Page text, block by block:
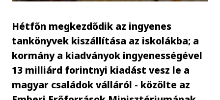
Hétfőn megkezdődik az ingyenes
tankönyvek kiszállítása az iskolákba; a
kormány a kiadványok ingyenességével
13 milliárd forintnyi kiadást vesz le a
magyar családok válláról - közölte az